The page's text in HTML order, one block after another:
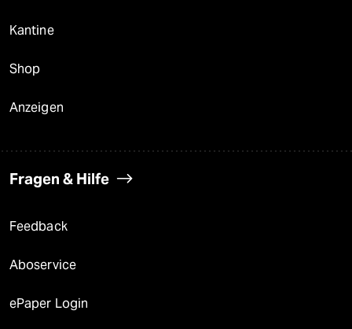
Kantine
Shop
Anzeigen
Fragen & Hilfe
Feedback
Aboservice
ePaper Login